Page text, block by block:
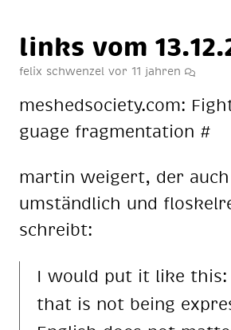
links vom
felix schwenzel vor 11 jahren
mes­heds­o­cie­ty.com:
guage frag­men­ta­ti­on #
mar­tin wei­gert, der
um­ständ­lich und
schreibt:
I would put it like this:
that is not be­ing